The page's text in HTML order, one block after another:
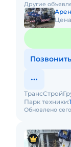
дорогам
Другие
Позвонить
Обновлено
Парк техники: